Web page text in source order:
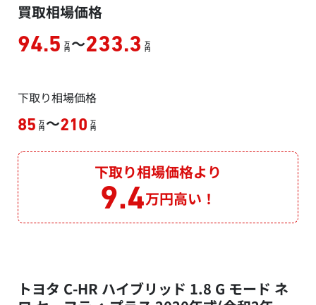
買取相場価格
94.5 万
円 ～233.3 万
円
下取り相場価格
85 万
円 ～210 万
円
下取り相場価格より
9.4万円高い！
トヨタ C-HR ハイブリッド 1.8 G モード ネ